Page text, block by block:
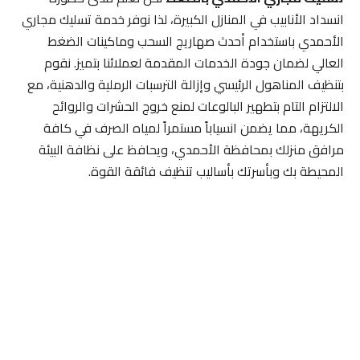
انسداد الأنابيب في المنازل الكبيرة، لذا نوفر خدمة تسليك مجاري
الأحمدي باستخدام أحدث صهاريج السحب وماكينات الضغط
العالي لضمان جودة الخدمات المقدمة لعملائنا بتميز. نقوم
بتنظيف المناهول الرئيسي وإزالة الترسبات الرملية والدهنية، مع
الالتزام التام بتطهير البالوعات لمنع خروج الحشرات والروائح
الكريهة، مما يضمن انسياباً مستمراً لمياه الصرف في كافة
مرافق منزلك بمحافظة الأحمدي، ويحافظ على نظافة البيئة
المحيطة بك وبأسرتك بأساليب تنظيف فائقة القوة.